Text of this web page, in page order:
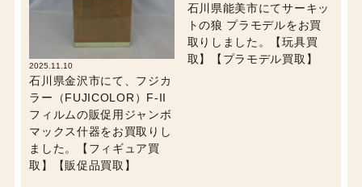
2025.11.10
石川県金沢市にて、フジカ
ラー（FUJICOLOR）F-II
フィルムの販促用ジャンボ
マックス什器をお買取りし
ました。【フィギュア買
取】【販促品買取】
石川県能美市にてサーキッ
トの狼 プラモデルをお買
取りしました。【玩具買
取】【プラモデル買取】